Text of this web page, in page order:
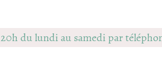
du lundi au samedi par